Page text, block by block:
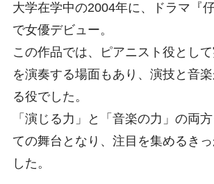
大学在学中の2004年に、ドラマ『
で女優デビュー。
この作品では、ピアニスト役とし
を演奏する場面もあり、演技と音
る役でした。
「演じる力」と「音楽の力」の両
ての舞台となり、注目を集めるき
した。